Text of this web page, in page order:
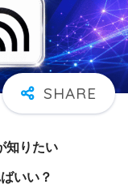
知りたい
いい？